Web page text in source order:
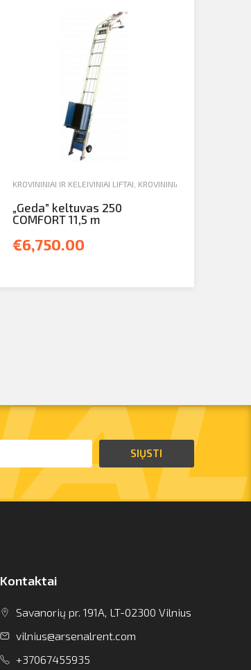
PARDAVIMAS
KROVININIAI IR KELEIVINIAI LIFTAI KROVININIAI LIFTAI
„Geda” keltuvas 250
COMFORT 11,5 m
€6,750.00
SIŲSTI
Kontaktai
Savanorių pr. 191A, LT-02300 Vilnius
vilnius@arsenalrent.com
+37067455935